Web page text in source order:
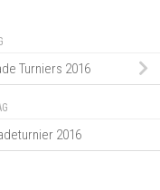
Turniers 2016
2016